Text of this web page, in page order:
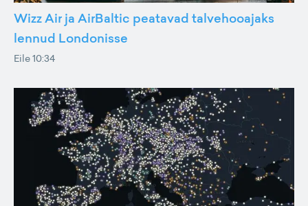
Wizz Air ja AirBaltic peatavad talvehooajaks
lennud Londonisse
Eile 10:34